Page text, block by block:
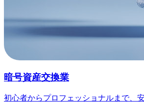
暗号資産交換業
初心者からプロフェッショナルまで、